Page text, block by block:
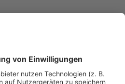
ist ein ICE mit rund 600
geblieben. Grund war ein
Von der Bundespolizei
gegen halb 6 zwischen
Köln-Mülheim gegen ein
gefahren war. Er blieb